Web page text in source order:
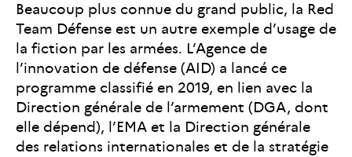
Beaucoup plus connue du grand public, la Red
Team Défense est un autre exemple d’usage de
la fiction par les armées. L’Agence de
l’innovation de défense (AID) a lancé ce
programme classifié en 2019, en lien avec la
Direction générale de l’armement (DGA, dont
elle dépend), l’EMA et la Direction générale
des relations internationales et de la stratégie